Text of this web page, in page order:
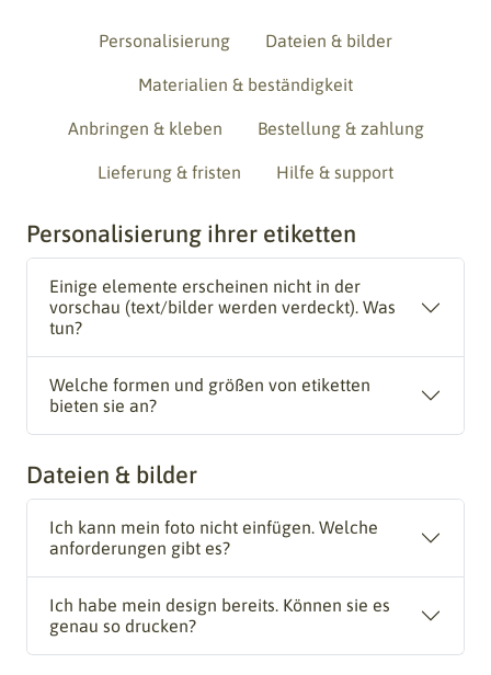
Personalisierung Dateien & bilder
Materialien & beständigkeit
Anbringen & kleben Bestellung & zahlung
Lieferung & fristen Hilfe & support
Personalisierung ihrer etiketten
Einige elemente erscheinen nicht in der
vorschau (text/bilder werden verdeckt). Was
tun?
Welche formen und größen von etiketten
bieten sie an?
Dateien & bilder
Ich kann mein foto nicht einfügen. Welche
anforderungen gibt es?
Ich habe mein design bereits. Können sie es
genau so drucken?